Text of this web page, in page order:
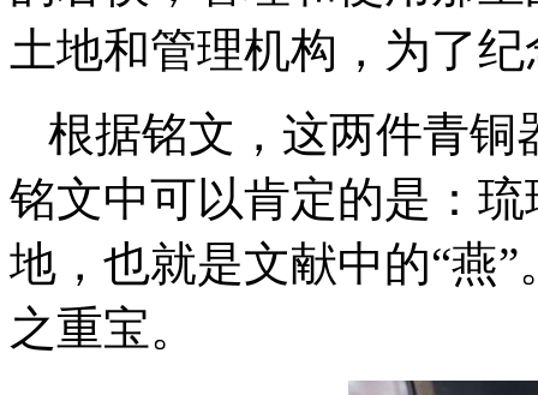
土地和管理机构，为了
根据铭文，这两件青铜
铭文中可以肯定的是：
地，也就是文献中的“燕”
之重宝。